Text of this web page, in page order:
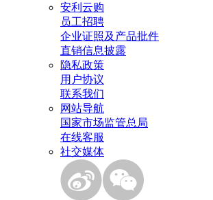
安利云购
员工招聘
企业证照及产品批件
直销信息披露
隐私政策
用户协议
联系我们
网站导航
国家市场监管总局
在线客服
社交媒体